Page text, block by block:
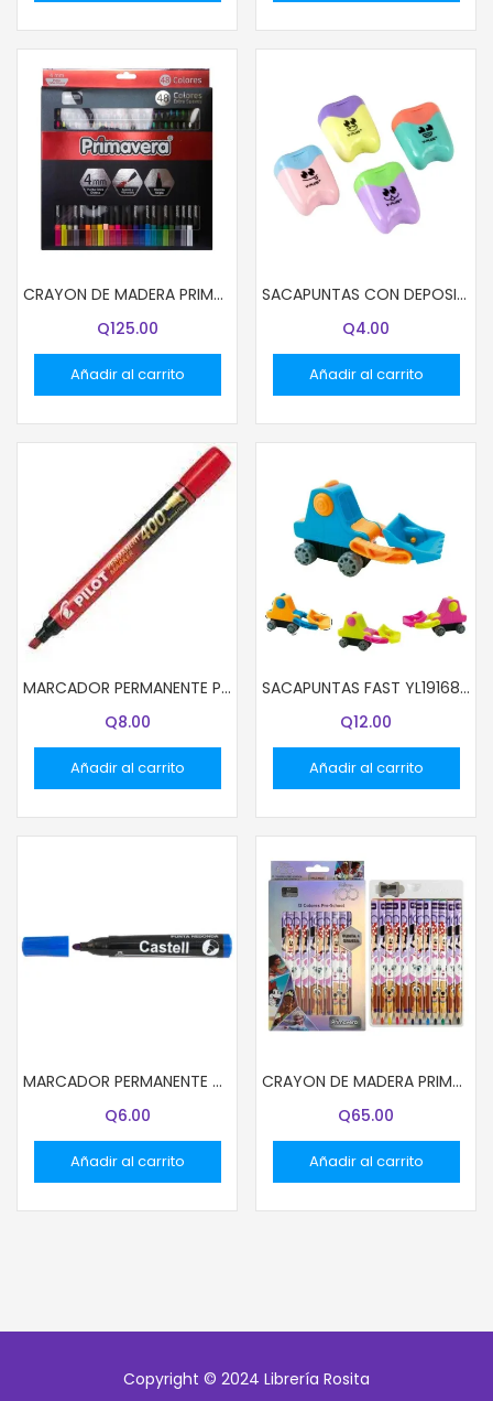
CRAYON DE MADERA PRIMAVERA 48COL 03379 NEGRO (48)
Q125.00
Añadir al carrito
SACAPUNTAS CON DEPOSITO Y-PLUS SX23010 SMILE
Q4.00
Añadir al carrito
MARCADOR PERMANENTE PILOT ROJO SCA-400
Q8.00
Añadir al carrito
SACAPUNTAS FAST YL191686 TRACTOR BX1
Q12.00
Añadir al carrito
MARCADOR PERMANENTE CASTELL PUNTA REDONDA AZUL
Q6.00
Añadir al carrito
CRAYON DE MADERA PRIMAVERA 12 COL JUMBO DISNEY NIÑA (96)
Q65.00
Añadir al carrito
Copyright © 2024 Librería Rosita